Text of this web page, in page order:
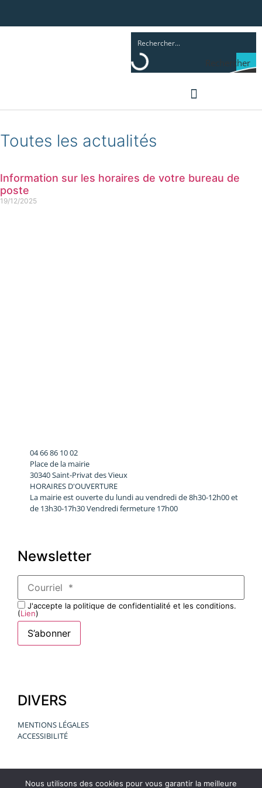
Rechercher
Toutes les actualités
Information sur les horaires de votre bureau de
poste
19/12/2025
04 66 86 10 02
Place de la mairie
30340 Saint-Privat des Vieux
HORAIRES D'OUVERTURE
La mairie est ouverte du lundi au vendredi de 8h30-12h00 et
de 13h30-17h30 Vendredi fermeture 17h00
Newsletter
J'accepte la politique de confidentialité et les conditions.
(Lien)
DIVERS
MENTIONS LÉGALES
ACCESSIBILITÉ
Nous utilisons des cookies pour vous garantir la meilleure